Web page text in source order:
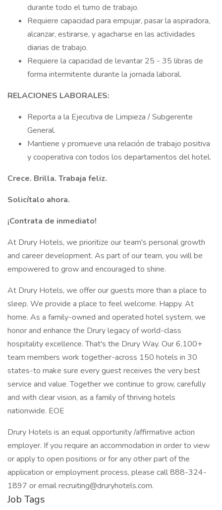
durante todo el turno de trabajo.
Requiere capacidad para empujar, pasar la aspiradora,
alcanzar, estirarse, y agacharse en las actividades
diarias de trabajo.
Requiere la capacidad de levantar 25 - 35 libras de
forma intermitente durante la jornada laboral.
RELACIONES LABORALES:
Reporta a la Ejecutiva de Limpieza / Subgerente
General.
Mantiene y promueve una relación de trabajo positiva
y cooperativa con todos los departamentos del hotel.
Crece. Brilla. Trabaja feliz.
Solicítalo ahora.
¡Contrata de inmediato!
At Drury Hotels, we prioritize our team's personal growth
and career development. As part of our team, you will be
empowered to grow and encouraged to shine.
At Drury Hotels, we offer our guests more than a place to
sleep. We provide a place to feel welcome. Happy. At
home. As a family-owned and operated hotel system, we
honor and enhance the Drury legacy of world-class
hospitality excellence. That's the Drury Way. Our 6,100+
team members work together-across 150 hotels in 30
states-to make sure every guest receives the very best
service and value. Together we continue to grow, carefully
and with clear vision, as a family of thriving hotels
nationwide. EOE
Drury Hotels is an equal opportunity /affirmative action
employer. If you require an accommodation in order to view
or apply to open positions or for any other part of the
application or employment process, please call 888-324-
1897 or email recruiting@druryhotels.com.
Job Tags